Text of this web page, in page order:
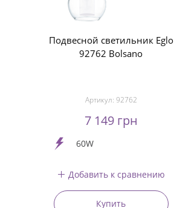
Подвесной светильник Eglo
92762 Bolsano
Артикул: 92762
7 149 грн
60W
Добавить к сравнению
Купить